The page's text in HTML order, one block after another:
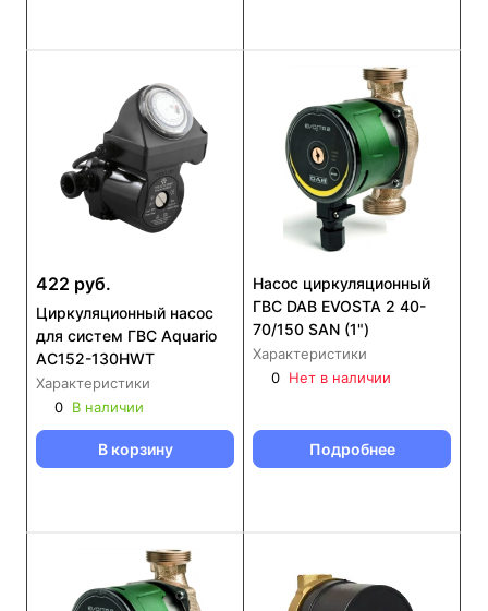
422 руб.
Циркуляционный насос
для систем ГВС Aquario
AC152-130HWT
Характеристики
0 В наличии
В корзину
Насос циркуляционный
ГВС DAB EVOSTA 2 40-
70/150 SAN (1")
Характеристики
0 Нет в наличии
Подробнее